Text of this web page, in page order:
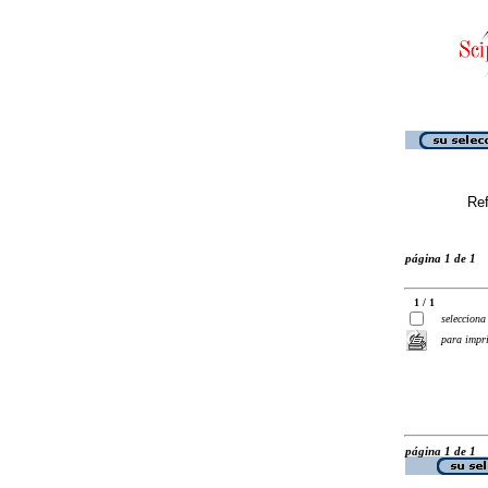
página 1 de 1
1 / 1
selecciona
para
página 1 de 1